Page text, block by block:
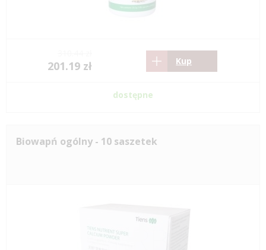
201.19 zł Kup
dostępne
Biowapń ogólny - 10 saszetek